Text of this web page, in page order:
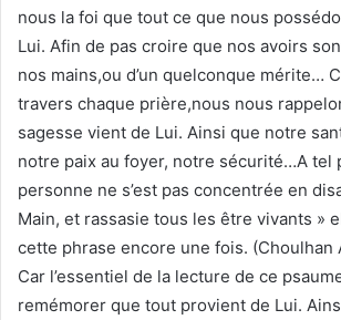
nous la foi que tout ce que nous
Lui. Afin de pas croire que nos avoirs
nos mains,ou d’un quelconque mérite…
travers chaque prière,nous nous
sagesse vient de Lui. Ainsi que notre
notre paix au foyer, notre sécurité…A tel
personne ne s’est pas concentrée en
Main, et rassasie tous les être vivants »
cette phrase encore une fois. (Choulhan
Car l’essentiel de la lecture de ce
remémorer que tout provient de Lui.